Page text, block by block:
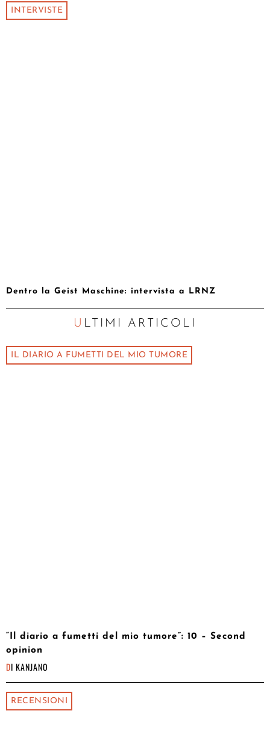
INTERVISTE
Dentro la Geist Maschine: intervista a LRNZ
ULTIMI ARTICOLI
IL DIARIO A FUMETTI DEL MIO TUMORE
“Il diario a fumetti del mio tumore”: 10 – Second
opinion
DI KANJANO
RECENSIONI